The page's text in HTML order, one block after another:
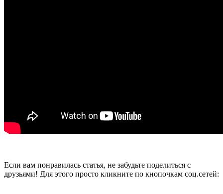
Если вам понравилась статья, не забудьте поделиться с
друзьями! Для этого просто кликните по кнопочкам соц.сетей: